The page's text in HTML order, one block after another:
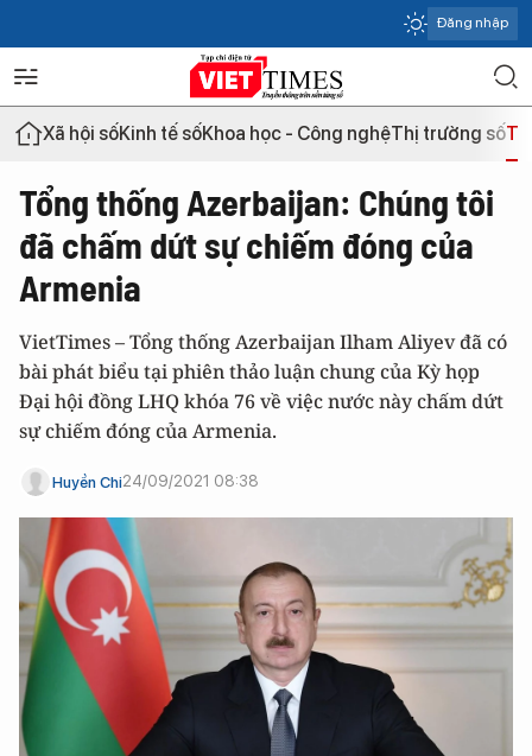
Đăng nhập
Xã hội sốKinh tế sốKhoa học - Công nghệThị trường số
Tổng thống Azerbaijan: Chúng tôi
đã chấm dứt sự chiếm đóng của
Armenia
VietTimes – Tổng thống Azerbaijan Ilham Aliyev đã có
bài phát biểu tại phiên thảo luận chung của Kỳ họp
Đại hội đồng LHQ khóa 76 về việc nước này chấm dứt
sự chiếm đóng của Armenia.
Huyền Chi24/09/2021 08:38